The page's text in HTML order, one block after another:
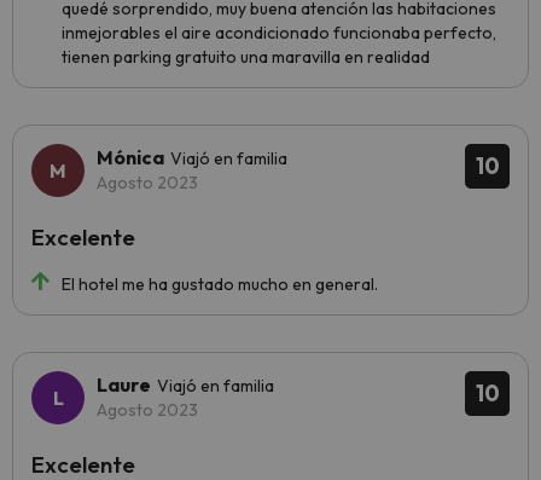
quedé sorprendido, muy buena atención las habitaciones
inmejorables el aire acondicionado funcionaba perfecto,
tienen parking gratuito una maravilla en realidad
10
Mónica Viajó en familia
Agosto 2023
El hotel me ha gustado mucho en general.
Excelente
10
Laure Viajó en familia
Agosto 2023
Excelente